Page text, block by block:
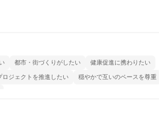
都市・街づくりがしたい 健康促進に携わりたい
ロジェクトを推進したい 穏やかで互いのペースを尊重